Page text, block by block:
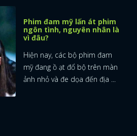
NHẬP
Phim đam mỹ lấn át phim
ngôn tình, nguyên nhân là
vì đâu?
Hiện nay, các bộ phim đam
mỹ đang ồ ạt đổ bộ trên màn
ảnh nhỏ và đe dọa đến địa ...